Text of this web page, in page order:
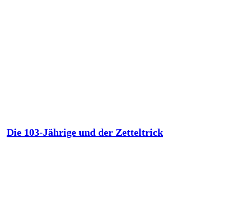
Die 103-Jährige und der Zetteltrick